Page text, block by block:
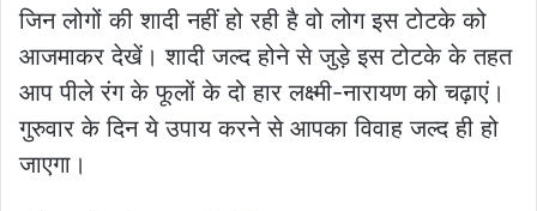
जिन लोगों की शादी नहीं हो रही है वो लोग इस टोटके को
आजमाकर देखें। शादी जल्द होने से जुड़े इस टोटके के तहत
आप पीले रंग के फूलों के दो हार लक्ष्मी-नारायण को चढ़ाएं।
गुरुवार के दिन ये उपाय करने से आपका विवाह जल्द ही हो
जाएगा।